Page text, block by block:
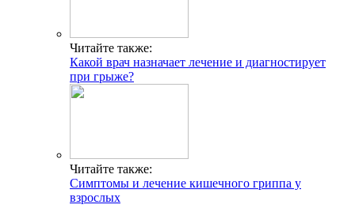
Читайте также:
Какой врач назначает лечение и диагностирует
при грыже?
Читайте также:
Симптомы и лечение кишечного гриппа у
взрослых